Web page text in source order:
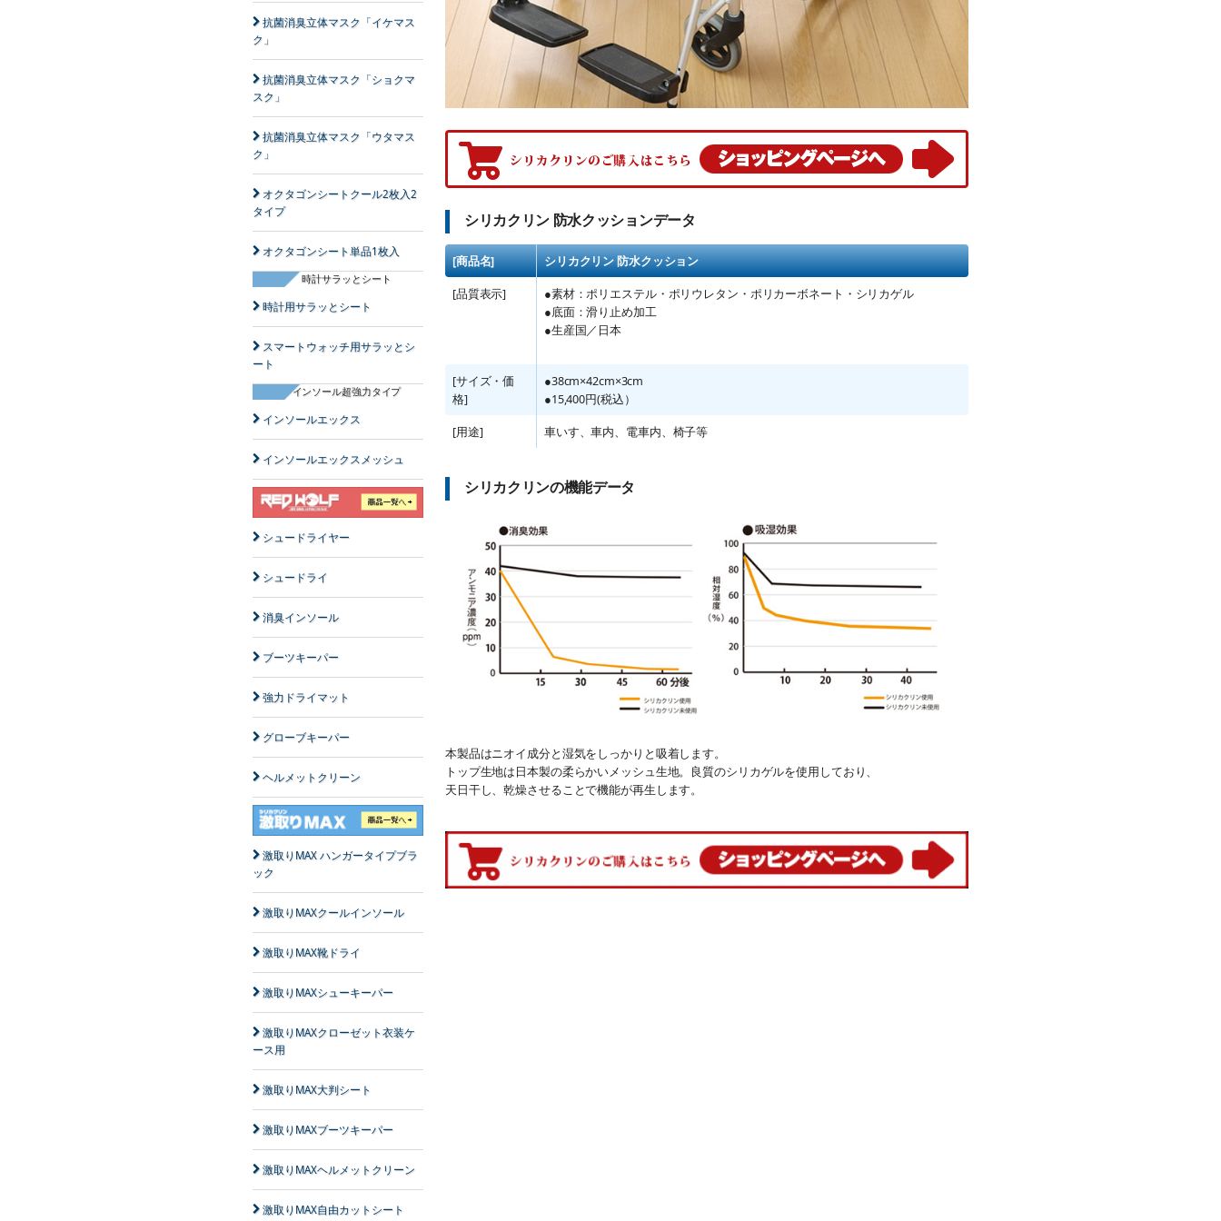
シリカクリン 防水クッションデータ
[商品名]
シリカクリン 防水クッション
[品質表示]
●素材：ポリエステル・ポリウレタン・ポリカーボネート・シリカゲル
●底面：滑り止め加工
●生産国／日本
[サイズ・価
格]
●38cm×42cm×3cm
●15,400円(税込）
[用途]
車いす、車内、電車内、椅子等
抗菌消臭立体マスク「イケマス
ク」
抗菌消臭立体マスク「ショクマ
スク」
抗菌消臭立体マスク「ウタマス
ク」
オクタゴンシートクール2枚入2
タイプ
オクタゴンシート単品1枚入
時計サラッとシート
時計用サラッとシート
スマートウォッチ用サラッとシ
ート
インソール超強力タイプ
インソールエックス
インソールエックスメッシュ
シュードライヤー
シュードライ
消臭インソール
ブーツキーパー
強力ドライマット
グローブキーパー
ヘルメットクリーン
激取りMAX ハンガータイプブラ
ック
激取りMAXクールインソール
激取りMAX靴ドライ
激取りMAXシューキーパー
激取りMAXクローゼット衣装ケ
ース用
激取りMAX大判シート
激取りMAXブーツキーパー
激取りMAXヘルメットクリーン
激取りMAX自由カットシート
シリカクリンの機能データ
本製品はニオイ成分と湿気をしっかりと吸着します。
トップ生地は日本製の柔らかいメッシュ生地。良質のシリカゲルを使用しており、
天日干し、乾燥させることで機能が再生します。